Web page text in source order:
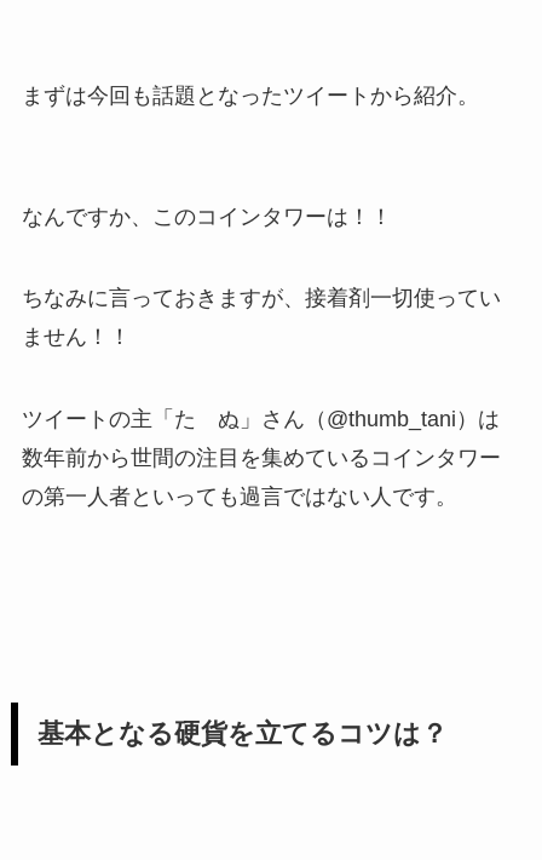
まずは今回も話題となったツイートから紹介。
なんですか、このコインタワーは！！
ちなみに言っておきますが、接着剤一切使ってい
ません！！
ツイートの主「た ぬ」さん（@thumb_tani）は
数年前から世間の注目を集めているコインタワー
の第一人者といっても過言ではない人です。
基本となる硬貨を立てるコツは？